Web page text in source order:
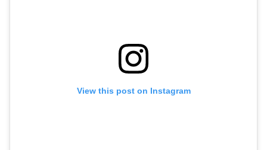
View this post on Instagram